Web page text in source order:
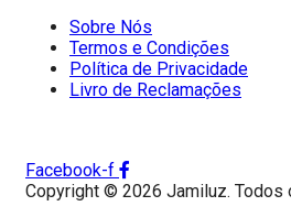
Sobre Nós
Termos e Condições
Política de Privacidade
Livro de Reclamações
Facebook-f
Copyright © 2026 Jamiluz. Todos